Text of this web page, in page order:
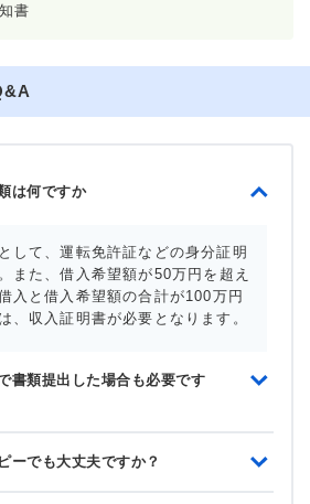
書
は何ですか
して、運転免許証などの身分証明
また、借入希望額が50万円を超え
入と借入希望額の合計が100万円
、収入証明書が必要となります。
書類提出した場合も必要です
ーでも大丈夫ですか？